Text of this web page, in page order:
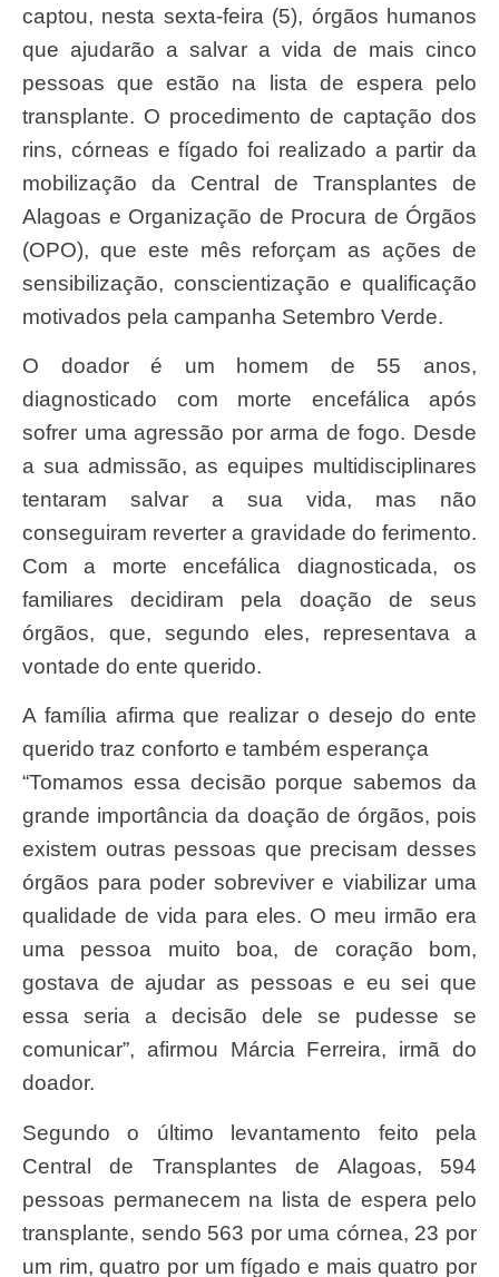
captou, nesta sexta-feira (5), órgãos humanos
que ajudarão a salvar a vida de mais cinco
pessoas que estão na lista de espera pelo
transplante. O procedimento de captação dos
rins, córneas e fígado foi realizado a partir da
mobilização da Central de Transplantes de
Alagoas e Organização de Procura de Órgãos
(OPO), que este mês reforçam as ações de
sensibilização, conscientização e qualificação
motivados pela campanha Setembro Verde.
O doador é um homem de 55 anos,
diagnosticado com morte encefálica após
sofrer uma agressão por arma de fogo. Desde
a sua admissão, as equipes multidisciplinares
tentaram salvar a sua vida, mas não
conseguiram reverter a gravidade do ferimento.
Com a morte encefálica diagnosticada, os
familiares decidiram pela doação de seus
órgãos, que, segundo eles, representava a
vontade do ente querido.
A família afirma que realizar o desejo do ente
querido traz conforto e também esperança
“Tomamos essa decisão porque sabemos da
grande importância da doação de órgãos, pois
existem outras pessoas que precisam desses
órgãos para poder sobreviver e viabilizar uma
qualidade de vida para eles. O meu irmão era
uma pessoa muito boa, de coração bom,
gostava de ajudar as pessoas e eu sei que
essa seria a decisão dele se pudesse se
comunicar”, afirmou Márcia Ferreira, irmã do
doador.
Segundo o último levantamento feito pela
Central de Transplantes de Alagoas, 594
pessoas permanecem na lista de espera pelo
transplante, sendo 563 por uma córnea, 23 por
um rim, quatro por um fígado e mais quatro por